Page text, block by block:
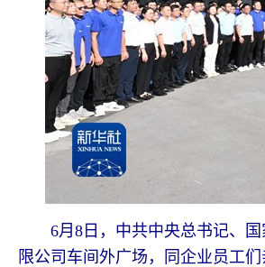
6月8日，中共中央总书记、
限公司车间外广场，同企业员工